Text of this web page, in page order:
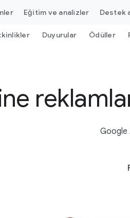
Eğitim ve analizler Destek
Duyurular Ödüller
Google